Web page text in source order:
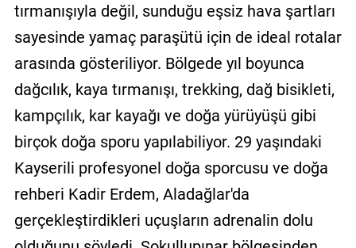
tırmanışıyla değil, sunduğu eşsiz hava şartları
sayesinde yamaç paraşütü için de ideal rotalar
arasında gösteriliyor. Bölgede yıl boyunca
dağcılık, kaya tırmanışı, trekking, dağ bisikleti,
kampçılık, kar kayağı ve doğa yürüyüşü gibi
birçok doğa sporu yapılabiliyor. 29 yaşındaki
Kayserili profesyonel doğa sporcusu ve doğa
rehberi Kadir Erdem, Aladağlar'da
gerçekleştirdikleri uçuşların adrenalin dolu